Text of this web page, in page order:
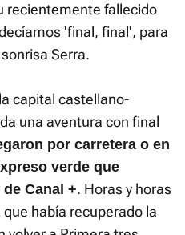
recientemente fallecido
'final, final', para
Serra.
capital castellano-
una aventura con final
por carretera o en
verde que
Canal +. Horas y horas
había recuperado la